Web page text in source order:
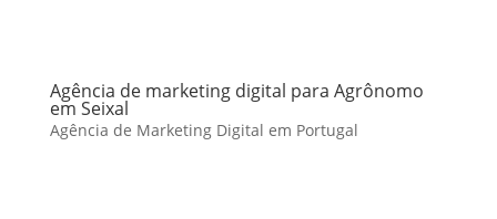
Agência de marketing digital para Agrônomo
em Seixal
Agência de Marketing Digital em Portugal